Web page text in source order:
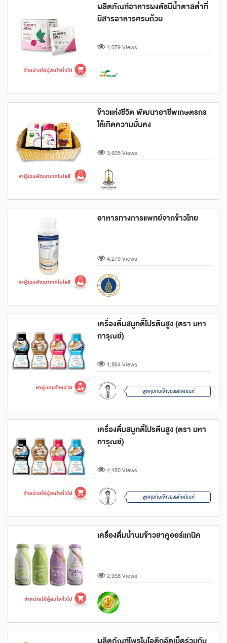
ผลิตภัณฑ์อาหารผงดัชนีน้ำตาลต่ำที่
มีสารอาหารครบถ้วน
4,079 Views
ข้าวแห่งชีวิต พัฒนาอาชีพเกษตรกร
ให้เกิดความมั่นคง
3,605 Views
อาหารทางการแพทย์จากข้าวไทย
4,279 Views
เครื่องดื่มสมูทตี้โปรตีนสูง (ตรา มหา
การุณย์)
1,864 Views
พูดคุยกับเจ้าของผลิตภัณฑ์
เครื่องดื่มสมูทตี้โปรตีนสูง (ตรา มหา
การุณย์)
4,480 Views
พูดคุยกับเจ้าของผลิตภัณฑ์
เครื่องดื่มน้ำนมข้าวยาคูออร์แกนิค
2,958 Views